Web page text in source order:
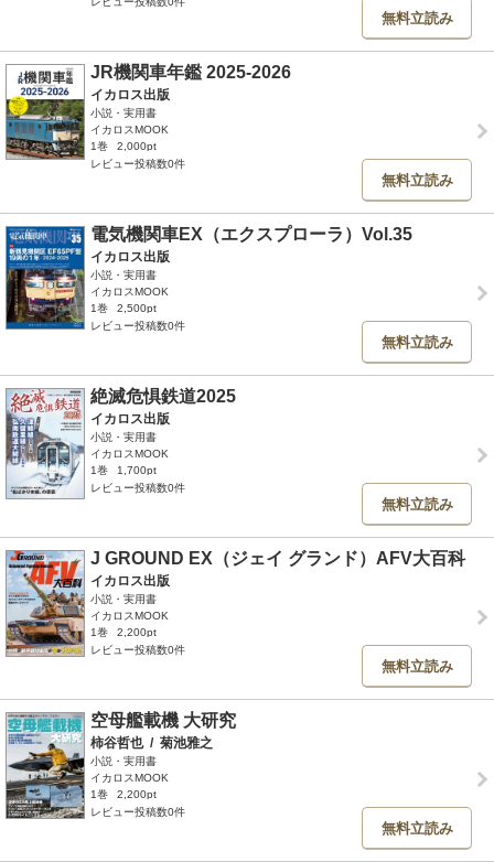
無料立読み
JR機関車年鑑 2025-2026
イカロス出版
小説・実用書
イカロスMOOK
1巻
2,000pt
レビュー投稿数0件
無料立読み
電気機関車EX（エクスプローラ）Vol.35
イカロス出版
小説・実用書
イカロスMOOK
1巻
2,500pt
レビュー投稿数0件
無料立読み
絶滅危惧鉄道2025
イカロス出版
小説・実用書
イカロスMOOK
1巻
1,700pt
レビュー投稿数0件
無料立読み
J GROUND EX（ジェイ グランド）AFV大百科
イカロス出版
小説・実用書
イカロスMOOK
1巻
2,200pt
レビュー投稿数0件
無料立読み
空母艦載機 大研究
柿谷哲也 / 菊池雅之
小説・実用書
イカロスMOOK
1巻
2,200pt
レビュー投稿数0件
無料立読み